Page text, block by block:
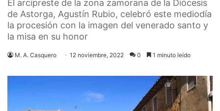
El arcipreste de la zona zamorana de la Diócesis
de Astorga, Agustín Rubio, celebró este mediodía
la procesión con la imagen del venerado santo y
la misa en su honor
M. A. Casquero 12 noviembre, 2022 0 1 minuto leído